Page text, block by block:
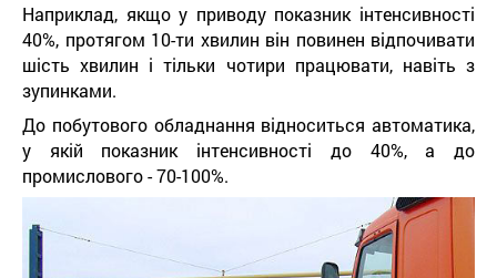
Наприклад, якщо у приводу показник інтенсивності
40%, протягом 10-ти хвилин він повинен відпочивати
шість хвилин і тільки чотири працювати, навіть з
зупинками.
До побутового обладнання відноситься автоматика,
у якій показник інтенсивності до 40%, а до
промислового - 70-100%.